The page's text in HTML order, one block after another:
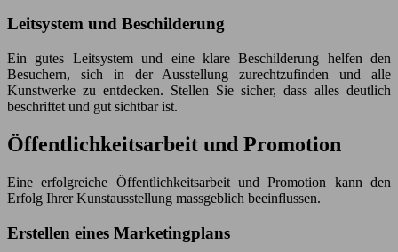
Leitsystem und Beschilderung
Ein gutes Leitsystem und eine klare Beschilderung helfen den
Besuchern, sich in der Ausstellung zurechtzufinden und alle
Kunstwerke zu entdecken. Stellen Sie sicher, dass alles deutlich
beschriftet und gut sichtbar ist.
Öffentlichkeitsarbeit und Promotion
Eine erfolgreiche Öffentlichkeitsarbeit und Promotion kann den
Erfolg Ihrer Kunstausstellung massgeblich beeinflussen.
Erstellen eines Marketingplans